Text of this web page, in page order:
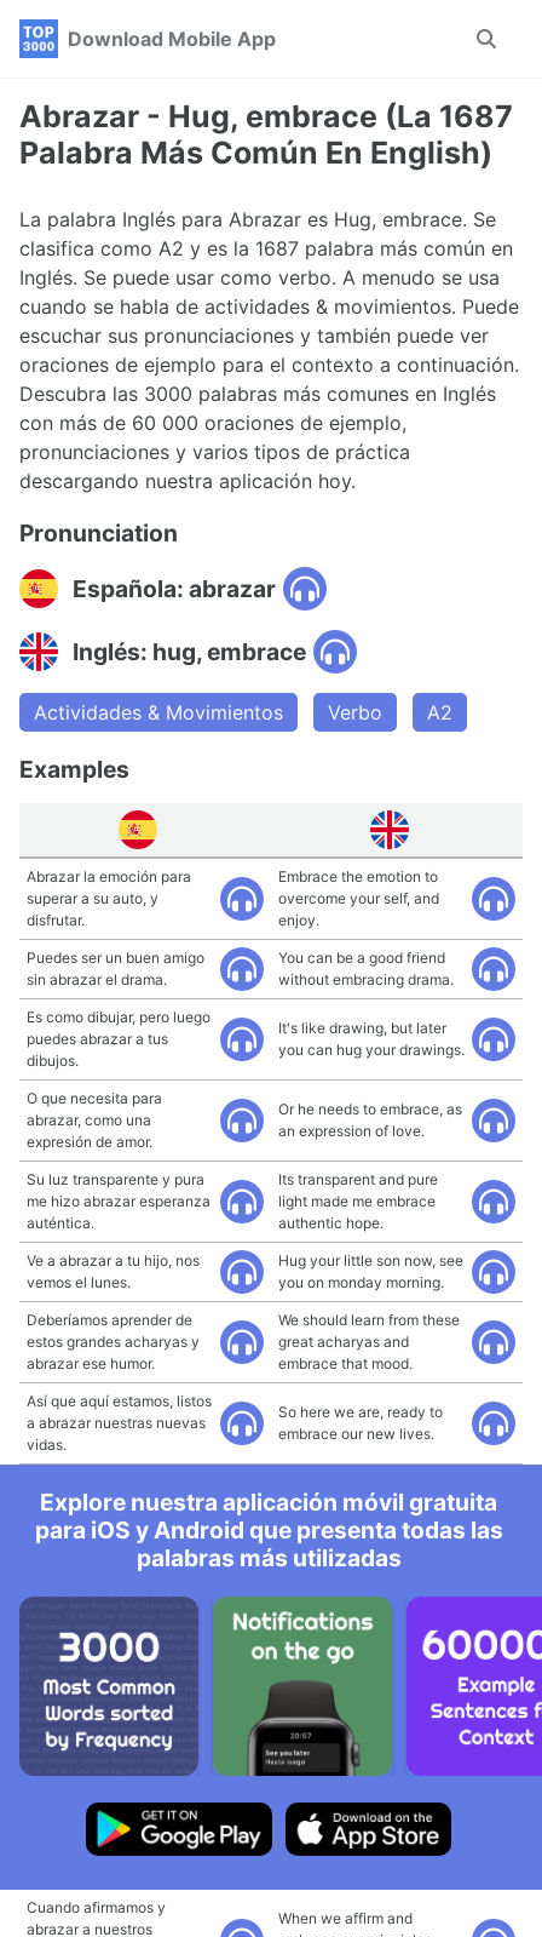
Skip
navigation
Skip
Skip
Download Mobile App
Toggle
Abrazar - Hug, embrace (La 1687
Palabra Más Común En English)
La palabra Inglés para Abrazar es Hug, embrace. Se
clasifica como A2 y es la 1687 palabra más común en
Inglés. Se puede usar como verbo. A menudo se usa
cuando se habla de actividades & movimientos. Puede
escuchar sus pronunciaciones y también puede ver
oraciones de ejemplo para el contexto a continuación.
Descubra las 3000 palabras más comunes en Inglés
con más de 60 000 oraciones de ejemplo,
pronunciaciones y varios tipos de práctica
descargando nuestra aplicación hoy.
Pronunciation
Española: abrazar
Inglés: hug, embrace
Actividades & Movimientos Verbo A2
Examples
Abrazar la emoción para
superar a su auto, y
disfrutar.
Embrace the emotion to
overcome your self, and
enjoy.
Puedes ser un buen amigo
sin abrazar el drama.
You can be a good friend
without embracing drama.
Es como dibujar, pero luego
puedes abrazar a tus
dibujos.
It's like drawing, but later
you can hug your drawings.
O que necesita para
abrazar, como una
expresión de amor.
Or he needs to embrace, as
an expression of love.
Su luz transparente y pura
me hizo abrazar esperanza
auténtica.
Its transparent and pure
light made me embrace
authentic hope.
Ve a abrazar a tu hijo, nos
vemos el lunes.
Hug your little son now, see
you on monday morning.
Deberíamos aprender de
estos grandes acharyas y
abrazar ese humor.
We should learn from these
great acharyas and
embrace that mood.
Así que aquí estamos, listos
a abrazar nuestras nuevas
vidas.
So here we are, ready to
embrace our new lives.
Explore nuestra aplicación móvil gratuita
para iOS y Android que presenta todas las
palabras más utilizadas
Cuando afirmamos y
abrazar a nuestros
When we affirm and